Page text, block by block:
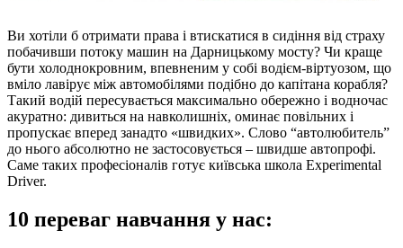
Ви хотіли б отримати права і втискатися в сидіння від страху
побачивши потоку машин на Дарницькому мосту? Чи краще
бути холоднокровним, впевненим у собі водієм-віртуозом, що
вміло лавірує між автомобілями подібно до капітана корабля?
Такий водій пересувається максимально обережно і водночас
акуратно: дивиться на навколишніх, оминає повільних і
пропускає вперед занадто «швидких». Слово “автолюбитель”
до нього абсолютно не застосовується – швидше автопрофі.
Саме таких професіоналів готує київська школа Experimental
Driver.
10 переваг навчання у нас: